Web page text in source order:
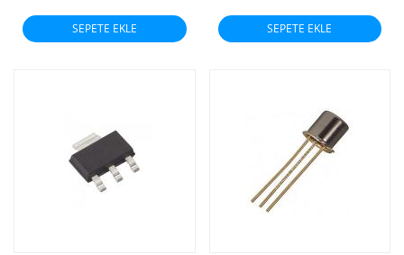
SEPETE EKLE SEPETE EKLE